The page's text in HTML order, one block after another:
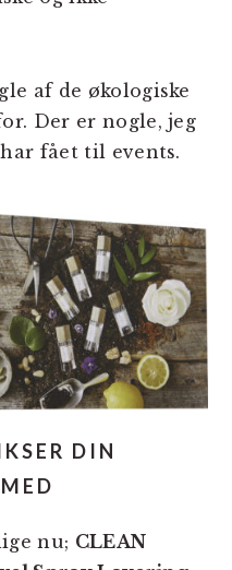
af de økologiske
Der er nogle, jeg
fået til events.
DIN
nu; CLEAN